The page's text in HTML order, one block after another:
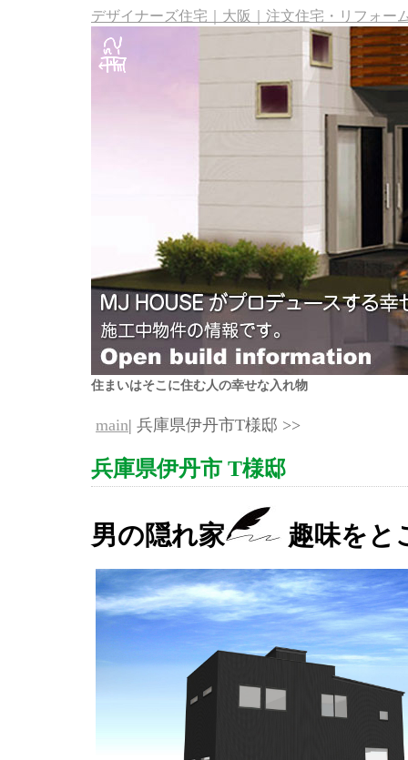
デザイナーズ住宅｜大阪｜注文住宅・リフォー
住まいはそこに住む人の幸せな入れ物
main| 兵庫県伊丹市T様邸 >>
兵庫県伊丹市 T様邸
男の隠れ家 趣味をと